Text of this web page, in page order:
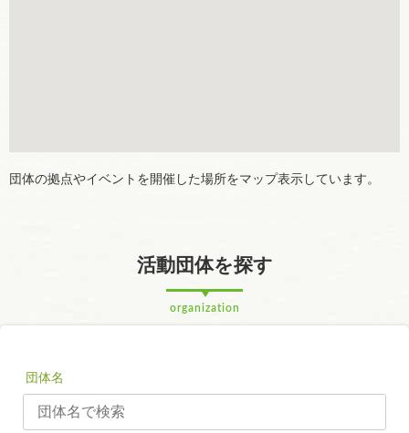
団体の拠点やイベントを開催した場所をマップ表示しています。
活動団体を探す
organization
団体名